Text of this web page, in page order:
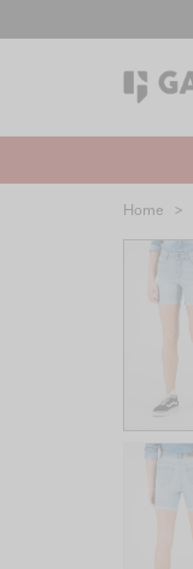
Home >